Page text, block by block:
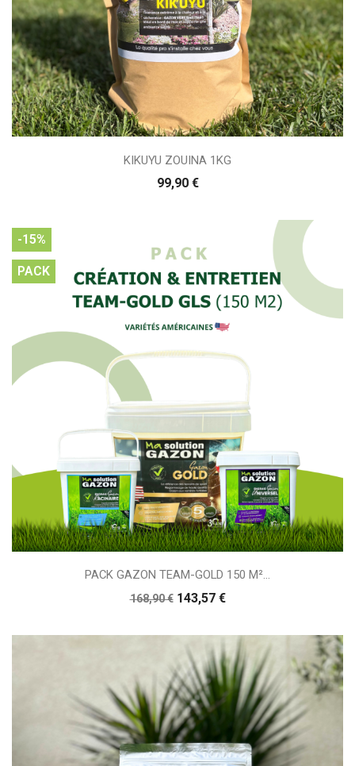
KIKUYU ZOUINA 1KG
99,90 €
PACK GAZON TEAM-GOLD 150 M²...
168,90 € 143,57 €
-15%
PACK